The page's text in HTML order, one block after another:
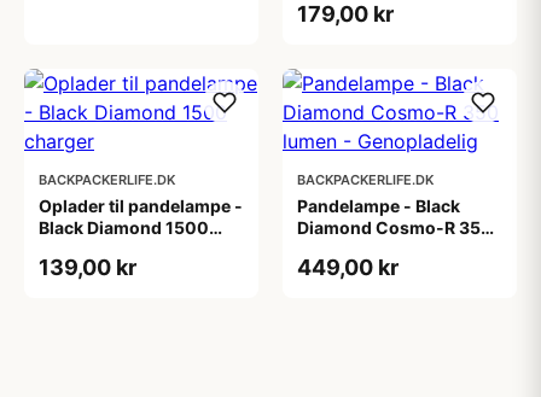
battery & charger
179,00 kr
BACKPACKERLIFE.DK
Oplader til pandelampe -
Black Diamond 1500
139,00 kr
BACKPACKERLIFE.DK
Pandelampe - Black
Diamond Cosmo-R 350
449,00 kr